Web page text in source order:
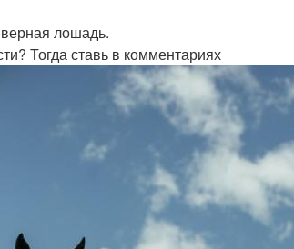
лошадь.
Тогда ставь в комментариях